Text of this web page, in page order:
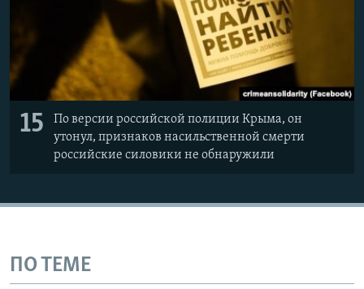
15
По версии российской полиции Крыма, он
утонул, признаков насильственной смерти
российские силовики не обнаружили
ПО ТЕМЕ